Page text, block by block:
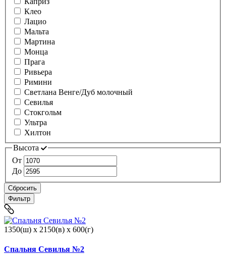
Клео
Лацио
Мальта
Мартина
Монца
Прага
Ривьера
Римини
Светлана Венге/Дуб молочный
Севилья
Стокгольм
Ультра
Хилтон
Высота
От
До
Сбросить
Фильтр
1350(ш) x 2150(в) x 600(г)
Спальня Севилья №2